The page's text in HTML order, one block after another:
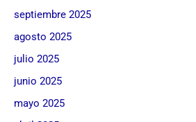
septiembre 2025
agosto 2025
julio 2025
junio 2025
mayo 2025